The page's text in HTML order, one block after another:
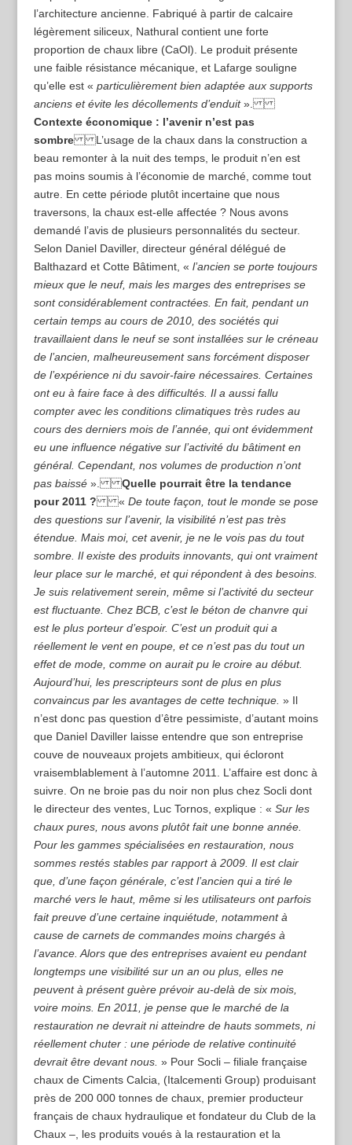
l’architecture ancienne. Fabriqué à partir de calcaire
légèrement siliceux, Nathural contient une forte
proportion de chaux libre (CaOl). Le produit présente
une faible résistance mécanique, et Lafarge souligne
qu’elle est « particulièrement bien adaptée aux supports
anciens et évite les décollements d’enduit».
Contexte économique : l’avenir n’est pas
sombreL’usage de la chaux dans la construction a
beau remonter à la nuit des temps, le produit n’en est
pas moins soumis à l’économie de marché, comme tout
autre. En cette période plutôt incertaine que nous
traversons, la chaux est-elle affectée ? Nous avons
demandé l’avis de plusieurs personnalités du secteur.
Selon Daniel Daviller, directeur général délégué de
Balthazard et Cotte Bâtiment, « l’ancien se porte toujours
mieux que le neuf, mais les marges des entreprises se
sont considérablement contractées. En fait, pendant un
certain temps au cours de 2010, des sociétés qui
travaillaient dans le neuf se sont installées sur le créneau
de l’ancien, malheureusement sans forcément disposer
de l’expérience ni du savoir-faire nécessaires. Certaines
ont eu à faire face à des difficultés. Il a aussi fallu
compter avec les conditions climatiques très rudes au
cours des derniers mois de l’année, qui ont évidemment
eu une influence négative sur l’activité du bâtiment en
général. Cependant, nos volumes de production n’ont
pas baissé».Quelle pourrait être la tendance
pour 2011 ?« De toute façon, tout le monde se pose
des questions sur l’avenir, la visibilité n’est pas très
étendue. Mais moi, cet avenir, je ne le vois pas du tout
sombre. Il existe des produits innovants, qui ont vraiment
leur place sur le marché, et qui répondent à des besoins.
Je suis relativement serein, même si l’activité du secteur
est fluctuante. Chez BCB, c’est le béton de chanvre qui
est le plus porteur d’espoir. C’est un produit qui a
réellement le vent en poupe, et ce n’est pas du tout un
effet de mode, comme on aurait pu le croire au début.
Aujourd’hui, les prescripteurs sont de plus en plus
convaincus par les avantages de cette technique. » Il
n’est donc pas question d’être pessimiste, d’autant moins
que Daniel Daviller laisse entendre que son entreprise
couve de nouveaux projets ambitieux, qui écloront
vraisemblablement à l’automne 2011. L’affaire est donc à
suivre. On ne broie pas du noir non plus chez Socli dont
le directeur des ventes, Luc Tornos, explique : « Sur les
chaux pures, nous avons plutôt fait une bonne année.
Pour les gammes spécialisées en restauration, nous
sommes restés stables par rapport à 2009. Il est clair
que, d’une façon générale, c’est l’ancien qui a tiré le
marché vers le haut, même si les utilisateurs ont parfois
fait preuve d’une certaine inquiétude, notamment à
cause de carnets de commandes moins chargés à
l’avance. Alors que des entreprises avaient eu pendant
longtemps une visibilité sur un an ou plus, elles ne
peuvent à présent guère prévoir au-delà de six mois,
voire moins. En 2011, je pense que le marché de la
restauration ne devrait ni atteindre de hauts sommets, ni
réellement chuter : une période de relative continuité
devrait être devant nous. » Pour Socli – filiale française
chaux de Ciments Calcia, (Italcementi Group) produisant
près de 200 000 tonnes de chaux, premier producteur
français de chaux hydraulique et fondateur du Club de la
Chaux –, les produits voués à la restauration et la